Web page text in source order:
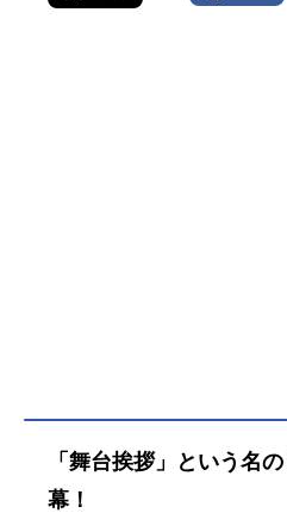
「舞台挨拶」という名
幕！